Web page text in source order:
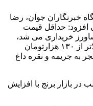
خبرنگاران جوان، رضا
افزود: حداقل قیمت
از کشاورز خریداری می شد،
درحالیکه دستگاه های نظارتی فروش بالاتر از ۱۳۰ هزارتومان
به جریمه و نقره داغ
در بازار برنج با افزایش